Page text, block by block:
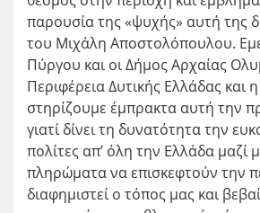
παρουσία της «ψυχής» αυτή της
του Μιχάλη Αποστολόπουλου.
Πύργου και οι Δήμος Αρχαίας
Περιφέρεια Δυτικής Ελλάδας και
στηρίζουμε έμπρακτα αυτή την
γιατί δίνει τη δυνατότητα την
πολίτες απ’ όλη την Ελλάδα μαζί
πληρώματα να επισκεφτούν την
διαφημιστεί ο τόπος μας και